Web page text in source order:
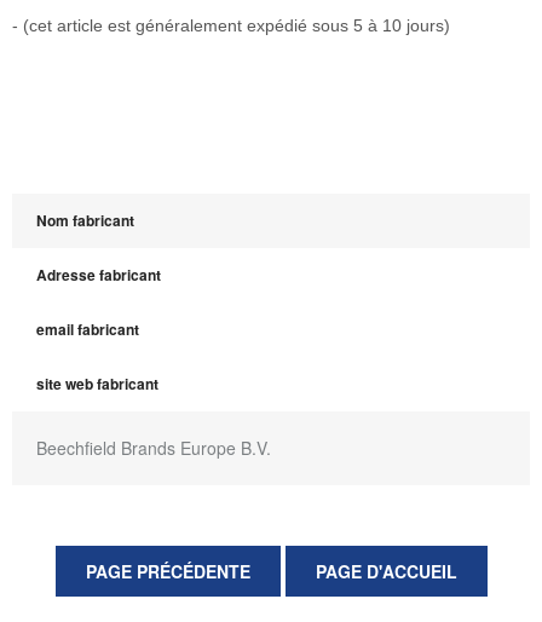
- (cet article est généralement expédié sous 5 à 10 jours)
Nom fabricant
Adresse fabricant
email fabricant
site web fabricant
Beechfield Brands Europe B.V.